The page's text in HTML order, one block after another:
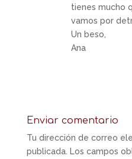
tienes mucho
vamos por
Un beso,
Ana
Enviar comentario
Tu dirección de correo
publicada. Los campos